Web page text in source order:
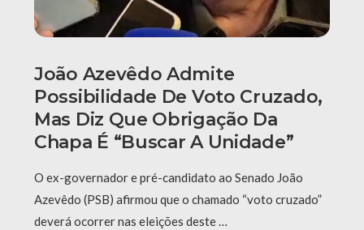
João Azevêdo Admite
Possibilidade De Voto Cruzado,
Mas Diz Que Obrigação Da
Chapa É “buscar A Unidade”
O ex-governador e pré-candidato ao Senado João
Azevêdo (PSB) afirmou que o chamado “voto cruzado”
deverá ocorrer nas eleições deste …